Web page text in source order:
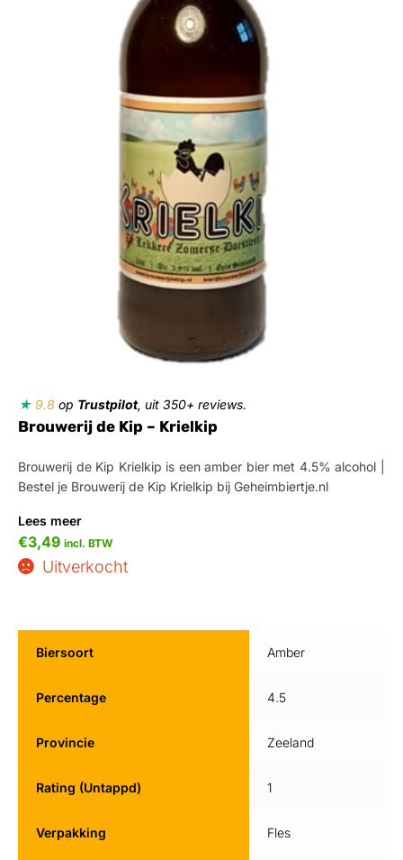
★ 9.8 op Trustpilot, uit 350+ reviews.
Brouwerij de Kip – Krielkip
Brouwerij de Kip Krielkip is een amber bier met 4.5% alcohol |
Bestel je Brouwerij de Kip Krielkip bij Geheimbiertje.nl
Lees meer
€3,49 incl. BTW
Uitverkocht
Biersoort Amber
Percentage 4.5
Provincie Zeeland
Rating (Untappd) 1
Verpakking Fles